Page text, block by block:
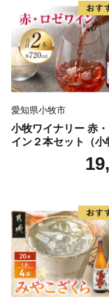
愛知県小牧市
小牧ワイナリー 赤
イン２本セット（小